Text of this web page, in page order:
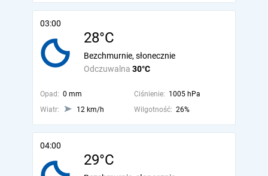
03:00
28°C
Odczuwalna 30°C
Bezchmurnie, słonecznie
Opad: 0 mm Ciśnienie: 1005 hPa
Wiatr:
12 km/h Wilgotność: 26%
04:00
29°C